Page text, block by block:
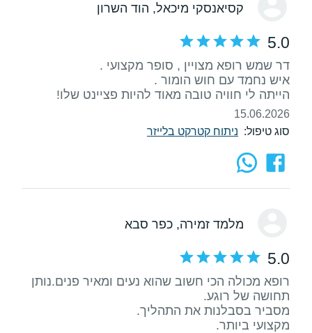
קסיאנסקי מיכאל, הוד השרון
5.0
הייתה לי חוויה טובה מאוד להיות פציינט שלו!
15.06.2026
סוג טיפול: ניתוח קטרקט בלייזר
מלמד זמירה, כפר סבא
5.0
רופא מכולה הכי חשוב שהוא נעים ומאיר פנים.נותן
מקצועי ביותר.